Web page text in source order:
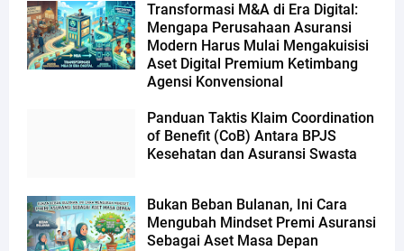
Transformasi M&A di Era Digital:
Mengapa Perusahaan Asuransi
Modern Harus Mulai Mengakuisisi
Aset Digital Premium Ketimbang
Agensi Konvensional
Panduan Taktis Klaim Coordination
of Benefit (CoB) Antara BPJS
Kesehatan dan Asuransi Swasta
Bukan Beban Bulanan, Ini Cara
Mengubah Mindset Premi Asuransi
Sebagai Aset Masa Depan